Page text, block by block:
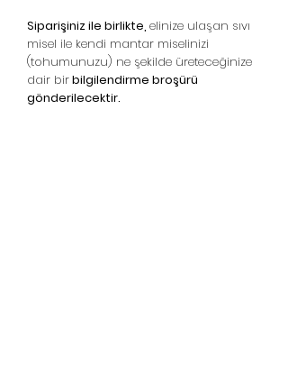
Siparişiniz ile birlikte, elinize ulaşan sıvı
misel ile kendi mantar miselinizi
(tohumunuzu) ne şekilde üreteceğinize
dair birbilgilendirme broşürü
gönderilecektir.